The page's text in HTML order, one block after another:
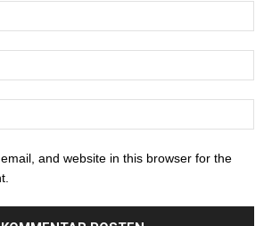
and website in this browser for the